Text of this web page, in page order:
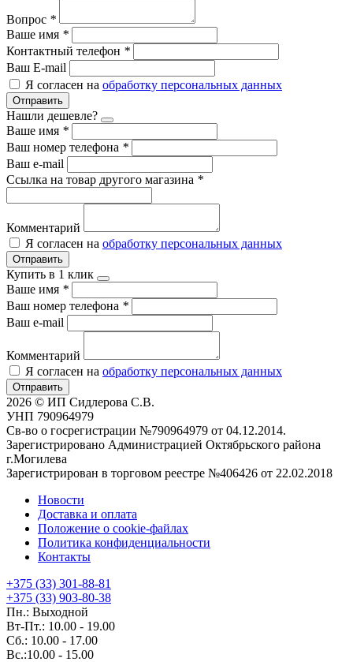
Вопрос *
Ваше имя *
Контактный телефон *
Ваш E-mail
Я согласен на обработку персональных данных
Отправить
Нашли дешевле?
Ваше имя *
Ваш номер телефона *
Ваш e-mail
Ссылка на товар другого магазина *
Комментарий
Я согласен на обработку персональных данных
Отправить
Купить в 1 клик
Ваше имя *
Ваш номер телефона *
Ваш e-mail
Комментарий
Я согласен на обработку персональных данных
Отправить
2026 © ИП Сидлерова С.В.
УНП 790964979
Св-во о госрегистрации №790964979 от 04.12.2014.
Зарегистрировано Администрацией Октябрьского района
г.Могилева
Зарегистрирован в торговом реестре №406426 от 22.02.2018
Новости
Доставка и оплата
Положение о cookie-файлах
Политика конфиденциальности
Контакты
+375 (33) 301-88-81
+375 (33) 903-80-38
Пн.: Выходной
Вт-Пт.: 10.00 - 19.00
Сб.: 10.00 - 17.00
Вс.:10.00 - 15.00